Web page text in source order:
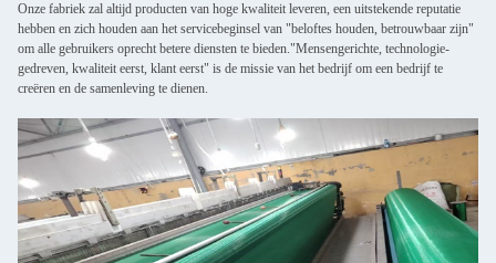
Onze fabriek zal altijd producten van hoge kwaliteit leveren, een uitstekende reputatie
hebben en zich houden aan het servicebeginsel van "beloftes houden, betrouwbaar zijn"
om alle gebruikers oprecht betere diensten te bieden."Mensengerichte, technologie-
gedreven, kwaliteit eerst, klant eerst" is de missie van het bedrijf om een bedrijf te
creëren en de samenleving te dienen.